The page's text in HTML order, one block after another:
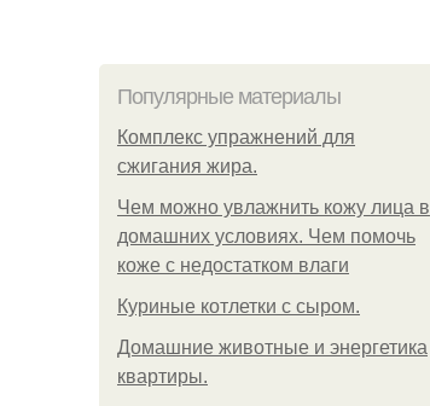
Популярные материалы
Комплекс упражнений для
сжигания жира.
Чем можно увлажнить кожу лица в
домашних условиях. Чем помочь
коже с недостатком влаги
Куриные котлетки с сыром.
Домашние животные и энергетика
квартиры.